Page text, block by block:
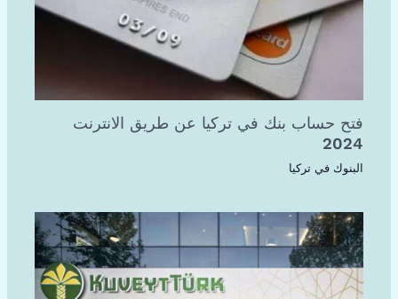
فتح حساب بنك في تركيا عن طريق الانترنت
2024
البنوك في تركيا